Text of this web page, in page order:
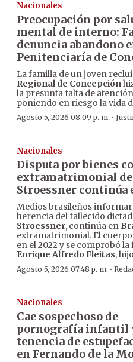
Nacionales
Preocupación por
mental de interno:
denuncia abandono
Penitenciaría de
La familia de un joven
Regional de Concepción
la presunta falta de
poniendo en riesgo la vida
Agosto 5, 2026 08:09 p. m. ·
Nacionales
Disputa por bienes
extramatrimonial de
Stroessner continúa
Medios brasileños
herencia del fallecido
Stroessner, continúa en
extramatrimonial. El
en el 2022 y se comprobó
Enrique Alfredo Fleitas,
Agosto 5, 2026 07:48 p. m. ·
Nacionales
Cae sospechoso de
pornografía infantil
tenencia de
en Fernando de la